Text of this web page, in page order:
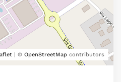
| © OpenStreetMap contributors